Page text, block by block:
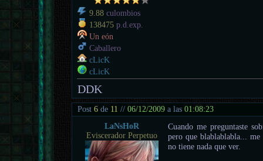
9.88 culombios
138475 p.d.exp.
Un eón
Caballero
cLicK
cLicK
DDK
Post6 de 11 //06/12/2009 a las01:08:23
LaNsHoR
Eviscerador Perpetuo
Cuando me preguntaste
pero que blablablabla...
no tiene nada que ver.